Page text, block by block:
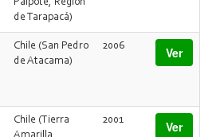
Paipote, Región
de Tarapacá)
Chile (San Pedro
de Atacama)
2006 Ver
Chile (Tierra
2001 Ver